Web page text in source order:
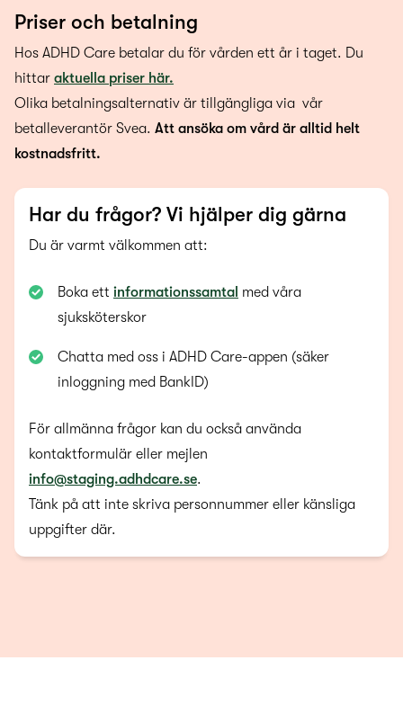
Priser och betalning
Hos ADHD Care betalar du för vården ett år i taget. Du
hittar aktuella priser här.
Olika betalningsalternativ är tillgängliga via vår
betalleverantör Svea. Att ansöka om vård är alltid helt
kostnadsfritt.
Har du frågor? Vi hjälper dig gärna
Du är varmt välkommen att:
Boka ett informationssamtal med våra
sjuksköterskor
Chatta med oss i ADHD Care-appen (säker
inloggning med BankID)
För allmänna frågor kan du också använda
kontaktformulär eller mejlen
info@staging.adhdcare.se.
Tänk på att inte skriva personnummer eller känsliga
uppgifter där.